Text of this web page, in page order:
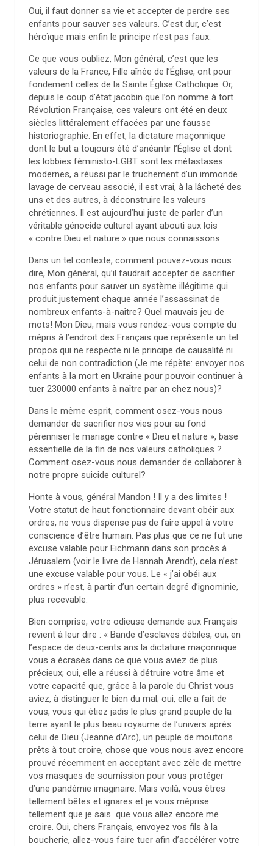
Oui, il faut donner sa vie et accepter de perdre ses
enfants pour sauver ses valeurs. C’est dur, c’est
héroïque mais enfin le principe n’est pas faux.
Ce que vous oubliez, Mon général, c’est que les
valeurs de la France, Fille aînée de l’Église, ont pour
fondement celles de la Sainte Église Catholique. Or,
depuis le coup d’état jacobin que l’on nomme à tort
Révolution Française, ces valeurs ont été en deux
siècles littéralement effacées par une fausse
historiographie. En effet, la dictature maçonnique
dont le but a toujours été d’anéantir l’Église et dont
les lobbies féministo-LGBT sont les métastases
modernes, a réussi par le truchement d’un immonde
lavage de cerveau associé, il est vrai, à la lâcheté des
uns et des autres, à déconstruire les valeurs
chrétiennes. Il est aujourd’hui juste de parler d’un
véritable génocide culturel ayant abouti aux lois
« contre Dieu et nature » que nous connaissons.
Dans un tel contexte, comment pouvez-vous nous
dire, Mon général, qu’il faudrait accepter de sacrifier
nos enfants pour sauver un système illégitime qui
produit justement chaque année l’assassinat de
nombreux enfants-à-naître? Quel mauvais jeu de
mots! Mon Dieu, mais vous rendez-vous compte du
mépris à l’endroit des Français que représente un tel
propos qui ne respecte ni le principe de causalité ni
celui de non contradiction (Je me répète: envoyer nos
enfants à la mort en Ukraine pour pouvoir continuer à
tuer 230000 enfants à naître par an chez nous)?
Dans le même esprit, comment osez-vous nous
demander de sacrifier nos vies pour au fond
pérenniser le mariage contre « Dieu et nature », base
essentielle de la fin de nos valeurs catholiques ?
Comment osez-vous nous demander de collaborer à
notre propre suicide culturel?
Honte à vous, général Mandon ! Il y a des limites !
Votre statut de haut fonctionnaire devant obéir aux
ordres, ne vous dispense pas de faire appel à votre
conscience d’être humain. Pas plus que ce ne fut une
excuse valable pour Eichmann dans son procès à
Jérusalem (voir le livre de Hannah Arendt), cela n’est
une excuse valable pour vous. Le « j’ai obéi aux
ordres » n’est, à partir d’un certain degré d’ignominie,
plus recevable.
Bien comprise, votre odieuse demande aux Français
revient à leur dire : « Bande d’esclaves débiles, oui, en
l’espace de deux-cents ans la dictature maçonnique
vous a écrasés dans ce que vous aviez de plus
précieux; oui, elle a réussi à détruire votre âme et
votre capacité que, grâce à la parole du Christ vous
aviez, à distinguer le bien du mal; oui, elle a fait de
vous, vous qui étiez jadis le plus grand peuple de la
terre ayant le plus beau royaume de l’univers après
celui de Dieu (Jeanne d’Arc), un peuple de moutons
prêts à tout croire, chose que vous nous avez encore
prouvé récemment en acceptant avec zèle de mettre
vos masques de soumission pour vous protéger
d’une pandémie imaginaire. Mais voilà, vous êtres
tellement bêtes et ignares et je vous méprise
tellement que je sais que vous allez encore me
croire. Oui, chers Français, envoyez vos fils à la
boucherie, allez-vous faire tuer afin d’accélérer votre